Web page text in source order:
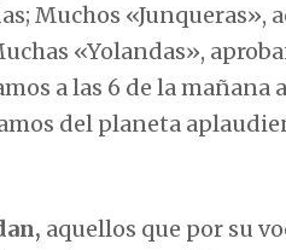
Muchos «Junqueras»,
«Yolandas»,
a las 6 de la mañana
del planeta
aquellos que por su